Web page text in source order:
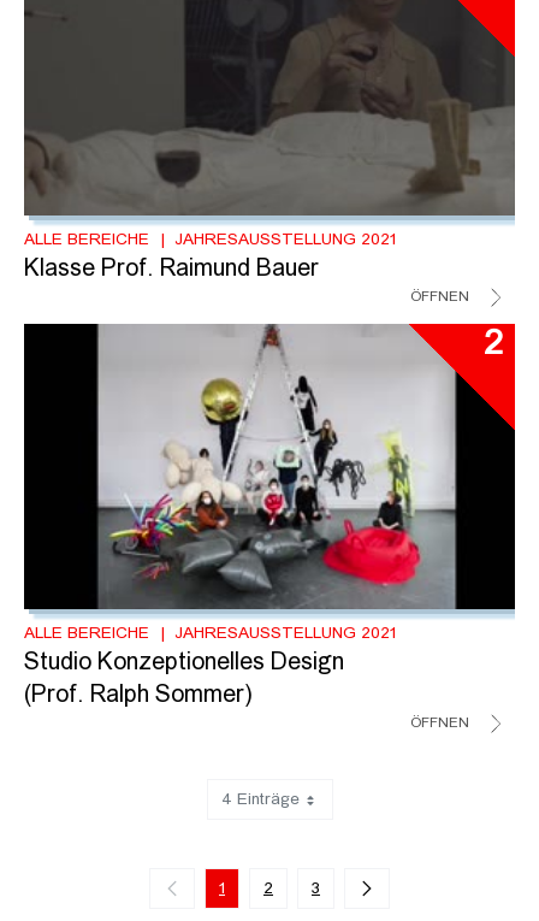
ALLE BEREICHE JAHRESAUSSTELLUNG 2021
Klasse Prof. Raimund Bauer
ÖFFNEN
2
ALLE BEREICHE JAHRESAUSSTELLUNG 2021
Studio Konzeptionelles Design
(Prof. Ralph Sommer)
ÖFFNEN
4 Einträge
1 2 3